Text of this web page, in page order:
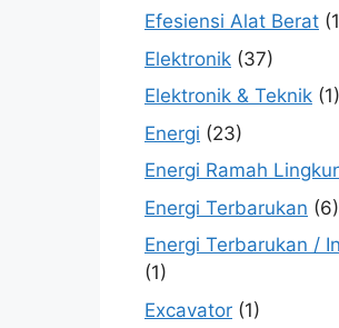
Efesiensi Alat Berat
Elektronik (37)
Elektronik & Teknik (1)
Energi (23)
Energi Ramah
Energi Terbarukan (6)
Energi Terbarukan /
(1)
Excavator (1)